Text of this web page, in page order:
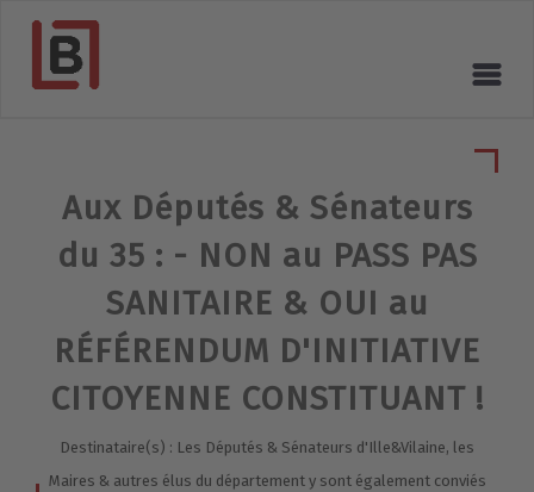
Aux Députés & Sénateurs
du 35 : - NON au PASS PAS
SANITAIRE & OUI au
RÉFÉRENDUM D'INITIATIVE
CITOYENNE CONSTITUANT !
Destinataire(s) : Les Députés & Sénateurs d'Ille&Vilaine, les
Maires & autres élus du département y sont également conviés